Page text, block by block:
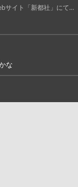
サイト「新都社」にて…
画は、「アンダーニン
画は、「サンキューピ
画「ネムルバカ」が実
な